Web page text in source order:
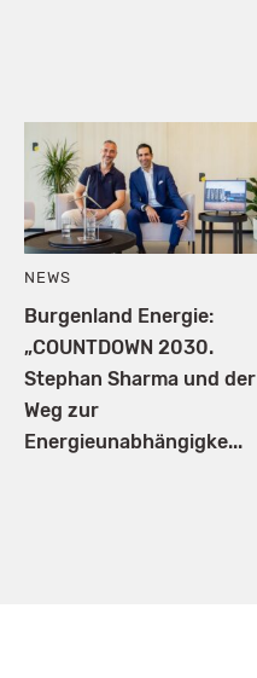
NEWS
Burgenland Energie:
„COUNTDOWN 2030.
Stephan Sharma und der
Weg zur
Energieunabhängigke...